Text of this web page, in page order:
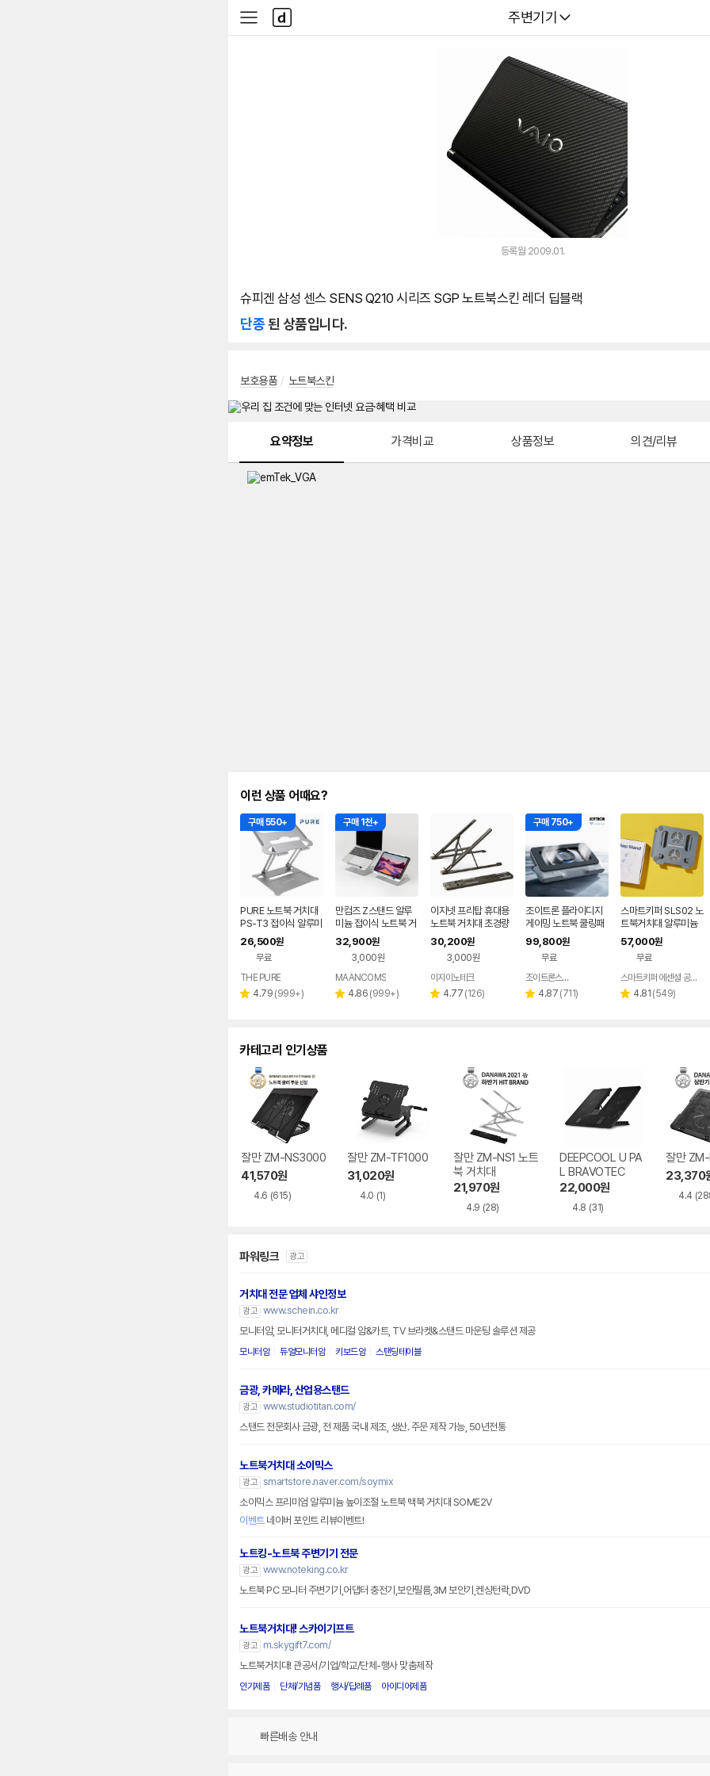
다나와
주변기기
사
이
다
나
와
등록월 2009.01.
슈피겐 삼성 센스 SENS Q210 시리즈 SGP 노트북스킨 레더 딥블랙
단종된 상품입니다.
보호용품 / 노트북스킨
요약정보 가격비교 상품정보 의견/리뷰
이런 상품 어때요?
구매 550+
PURE 노트북 거치대
PS-T3 접이식 알루미
늄 맥북 휴대용 받침대
각도높이조절
26,500원
무료
페이
THE PURE
별 4.79 리
(999+)
구매 1천+
만컴즈 Z스탠드 알루
미늄 접이식 노트북 거
치대 아이패드 태블릿
받침대
32,900원
3,000원
MAANCOMS
별 4.86 리
(999+)
이지넷 프리탑 휴대용
노트북 거치대 초경량
접이식 받침대
30,200원
3,000원
페이
이지이노테크
별 4.77 리
(126)
구매 750+
조이트론 플라이디지
게이밍 노트북 쿨링패
드
99,800원
무료
페이
조이트론스토어
별 4.87 리
(711)
스마트키퍼 SLS02 노
트북거치대 알루미늄
높이조절 접이식 USB
쿨링 휴대용
57,000원
무료
스마트키퍼 에센셜 공식몰
별 4.81 리
(549)
카테고리 인기상품
잘만 ZM-NS3000
41,570원
4.6 (615)
잘만 ZM-TF1000
31,020원
4.0 (1)
잘만 ZM-NS1 노트
북 거치대
21,970원
4.9 (28)
DEEPCOOL U PA
L BRAVOTEC
22,000원
4.8 (31)
잘만
23,370
4.4
파워링크 광고
거치대 전문 업체 샤인정보
광고 www.schein.co.kr
모니터암, 모니터거치대, 메디컬 암&카트, TV 브라켓&스탠드 마운팅 솔루션 제공
모니터암 듀얼모니터암 키보드암 스탠딩테이블
금광, 카메라, 산업용스탠드
광고 www.studiotitan.com/
스탠드 전문회사 금광, 전 제품 국내 제조, 생산. 주문 제작 가능, 50년전통
노트북거치대 소이믹스
광고 smartstore.naver.com/soymix
소이믹스 프리미엄 알루미늄 높이조절 노트북 맥북 거치대 SOME2V
이벤트네이버 포인트 리뷰이벤트!
노트킹-노트북 주변기기 전문
광고 www.noteking.co.kr
노트북 PC 모니터 주변기기,어댑터 충전기,보안필름,3M 보안기,켄싱턴락,DVD
노트북거치대! 스카이기프트
광고
m.skygift7.com/
노트북거치대! 관공서/기업/학교/단체-행사 맞춤제작
인기제품 단체/기념품 행사/답례품 아이디어제품
빠른배송 안내